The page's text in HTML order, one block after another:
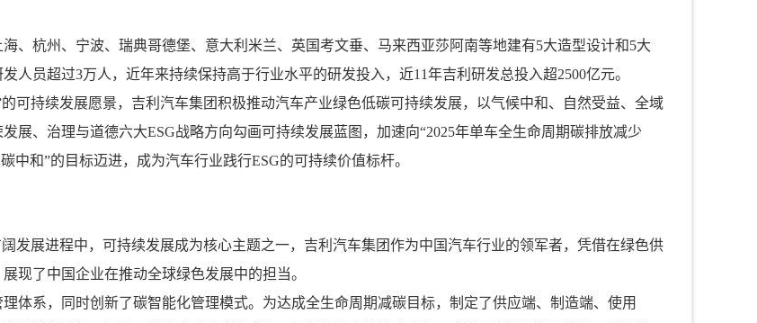
、杭州、宁波、瑞典哥德堡、意大利米兰、英国考文垂、马来西亚莎阿南等地建有5大造型设计和5大
人员超过3万人，近年来持续保持高于行业水平的研发投入，近11年吉利研发总投入超2500亿元。
的可持续发展愿景，吉利汽车集团积极推动汽车产业绿色低碳可持续发展，以气候中和、自然受益、全域
展、治理与道德六大ESG战略方向勾画可持续发展蓝图，加速向“2025年单车全生命周期碳排放减少
中和”的目标迈进，成为汽车行业践行ESG的可持续价值标杆。
发展进程中，可持续发展成为核心主题之一，吉利汽车集团作为中国汽车行业的领军者，凭借在绿色供
现了中国企业在推动全球绿色发展中的担当。
体系，同时创新了碳智能化管理模式。为达成全生命周期减碳目标，制定了供应端、制造端、使用